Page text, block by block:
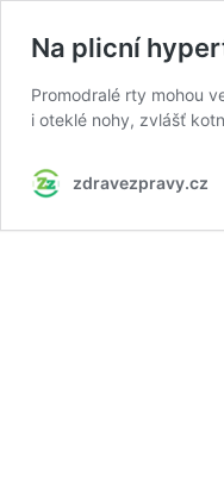
Na plicní
Promodralé rty mohou
i oteklé nohy, zvlášť
zdravezpravy.cz